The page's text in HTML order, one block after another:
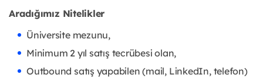
Aradığımız Nitelikler
Üniversite mezunu,
Minimum 2 yıl satış tecrübesi olan,
Outbound satış yapabilen (mail, LinkedIn, telefon)